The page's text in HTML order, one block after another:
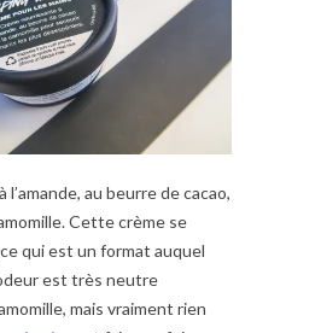
au beurre de cacao,
Cette crème se
qui est un format auquel
est très neutre
mais vraiment rien